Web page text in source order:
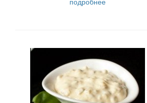
подробнее